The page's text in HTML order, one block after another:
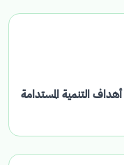
من أهداف التنمية المستدامة